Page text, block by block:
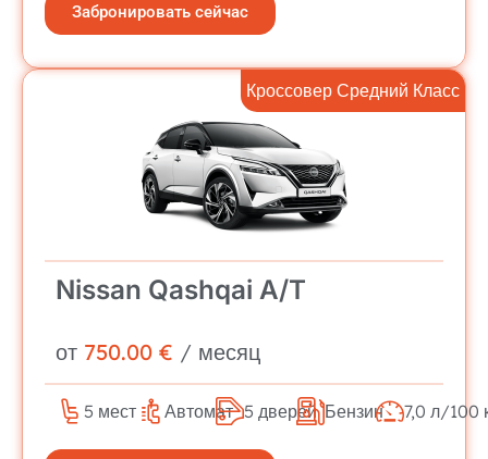
Забронировать сейчас
Кроссовер Средний Класс
Nissan Qashqai A/T
от 750.00 € / месяц
5 мест Автомат 5 дверей Бензин 7,0 л/100